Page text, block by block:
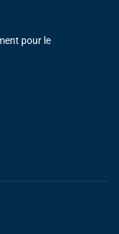
pour le